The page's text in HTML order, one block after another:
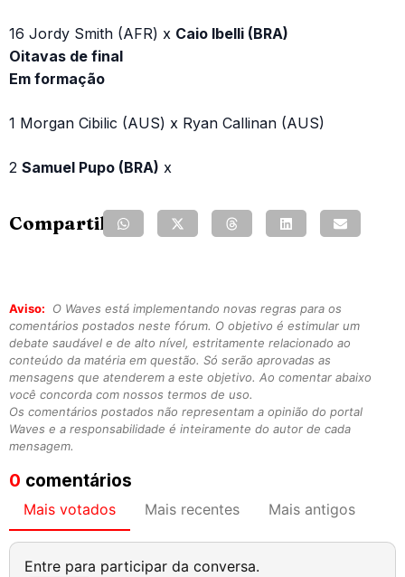
16 Jordy Smith (AFR) x Caio Ibelli (BRA)
Oitavas de final
Em formação
1 Morgan Cibilic (AUS) x Ryan Callinan (AUS)
2 Samuel Pupo (BRA) x
Compartilhe:
Aviso:
O Waves está implementando novas regras para os
comentários postados neste fórum. O objetivo é estimular um
debate saudável e de alto nível, estritamente relacionado ao
conteúdo da matéria em questão. Só serão aprovadas as
mensagens que atenderem a este objetivo. Ao comentar abaixo
você concorda com nossos termos de uso.
Os comentários postados não representam a opinião do portal
Waves e a responsabilidade é inteiramente do autor de cada
mensagem.
0 comentários
Mais votados Mais recentes Mais antigos
Entre para participar da conversa.